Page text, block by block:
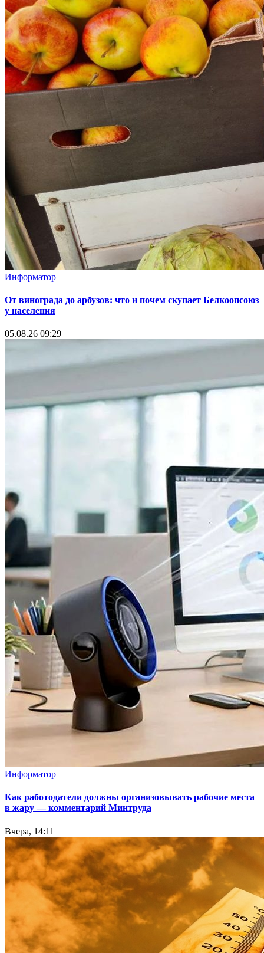
Информатор
От винограда до арбузов: что и почем скупает Белкоопсоюз
у населения
05.08.26 09:29
Информатор
Как работодатели должны организовывать рабочие места
в жару — комментарий Минтруда
Вчера, 14:11